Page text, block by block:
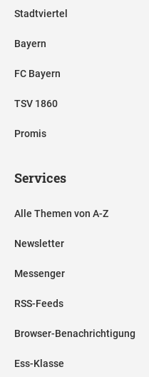
Stadtviertel
Bayern
FC Bayern
TSV 1860
Promis
Services
Alle Themen von A-Z
Newsletter
Messenger
RSS-Feeds
Browser-Benachrichtigung
Ess-Klasse